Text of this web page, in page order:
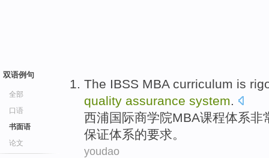
双语例句
全部
口语
书面语
论文
The IBSS MBA curriculum is
quality assurance system.
西浦国际商学院MBA课程体系非
保证体系的要求。
youdao